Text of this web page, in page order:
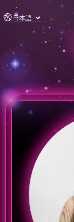
コンテ
ンツに
進む